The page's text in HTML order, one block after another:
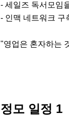
- 세일즈 독서모임
- 인맥 네트워크 구
"영업은 혼자하는
정모 일정 1